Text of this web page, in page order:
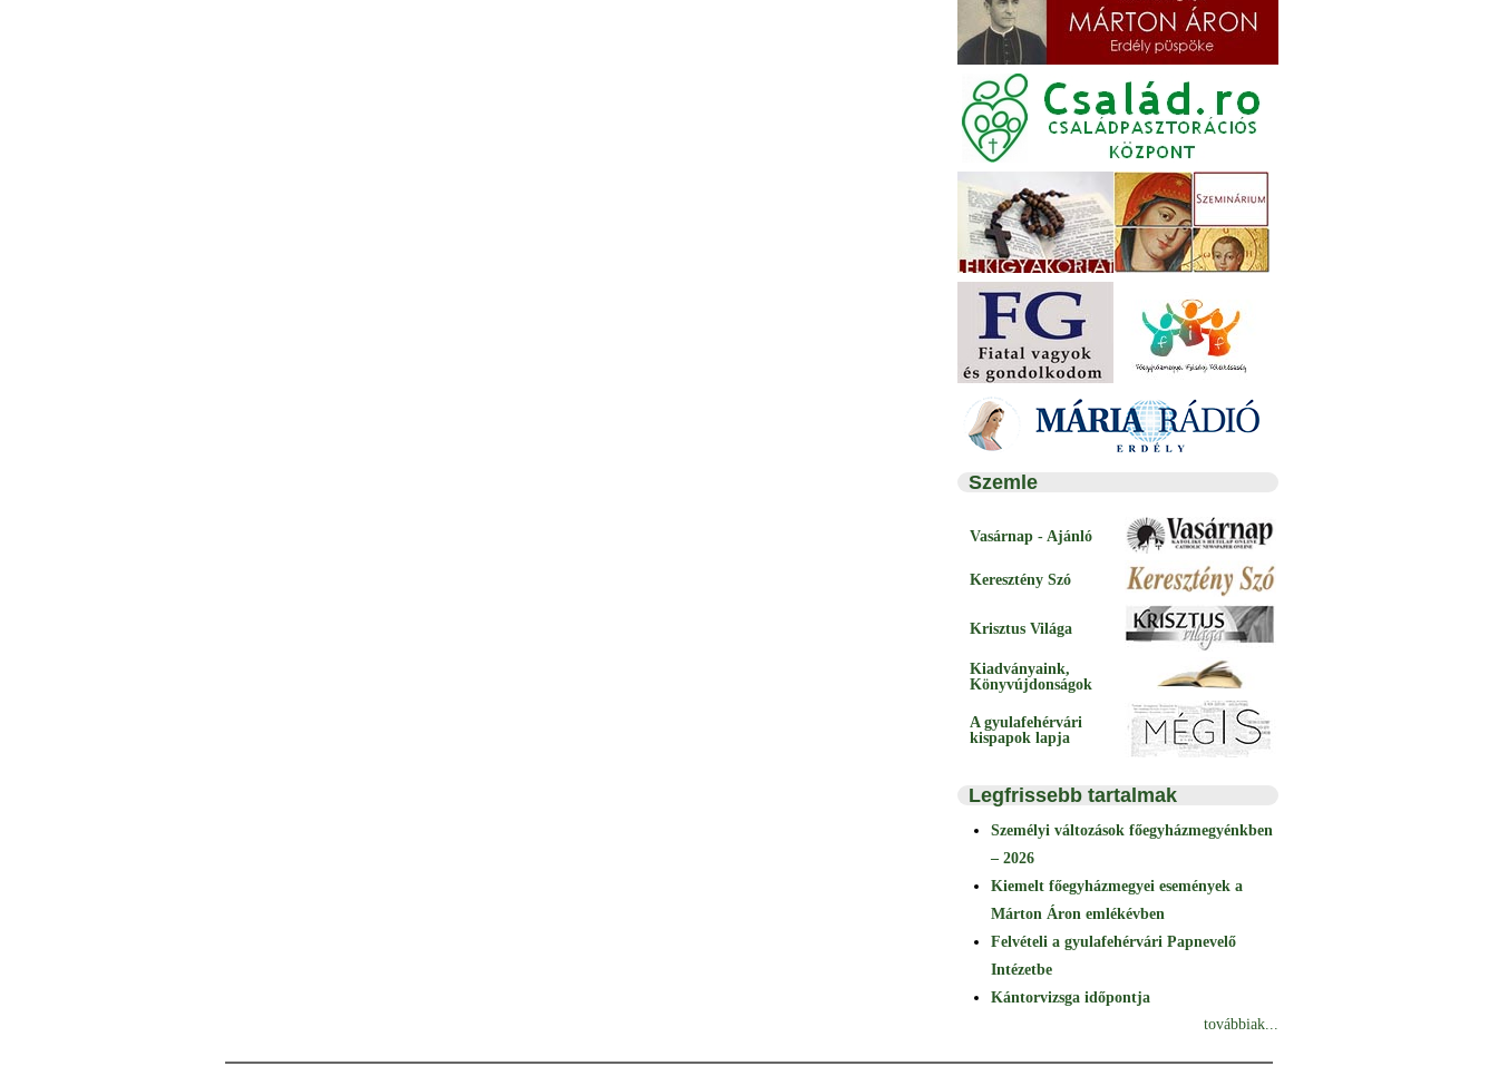
Szemle
Vasárnap - Ajánló
Keresztény Szó
Krisztus Világa
Kiadványaink,
Könyvújdonságok
A gyulafehérvári
kispapok lapja
Legfrissebb tartalmak
Személyi változások főegyházmegyénkben
– 2026
Kiemelt főegyházmegyei események a
Márton Áron emlékévben
Felvételi a gyulafehérvári Papnevelő
Intézetbe
Kántorvizsga időpontja
továbbiak...